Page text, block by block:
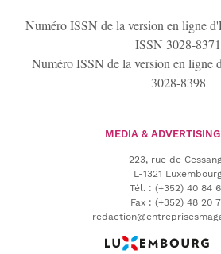
Numéro ISSN de la version en ligne
ISSN 3028-8371
Numéro ISSN de la version en ligne
3028-8398
MEDIA & ADVERTISING
223, rue de
L-1321
Tél. : (+352) 40 84
Fax : (+352) 48 20